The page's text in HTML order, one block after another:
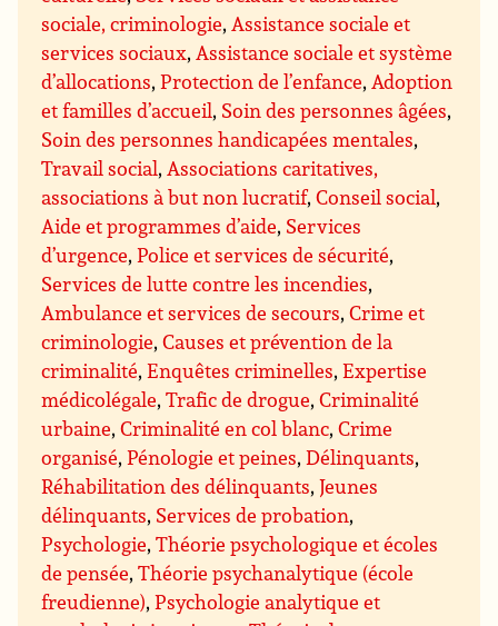
sociale, criminologie,Assistance sociale et
services sociaux,Assistance sociale et système
d’allocations,Protection de l’enfance,Adoption
et familles d’accueil, Soin des personnes âgées,
Soin des personnes handicapées mentales,
Travail social,Associations caritatives,
associations à but non lucratif,Conseil social,
Aide et programmes d’aide, Services
d’urgence,Police et services de sécurité,
Services de lutte contre les incendies,
Ambulance et services de secours,Crime et
criminologie,Causes et prévention de la
criminalité,Enquêtes criminelles,Expertise
médicolégale,Trafic de drogue,Criminalité
urbaine,Criminalité en col blanc,Crime
organisé,Pénologie et peines,Délinquants,
Réhabilitation des délinquants,Jeunes
délinquants, Services de probation,
Psychologie,Théorie psychologique et écoles
de pensée,Théorie psychanalytique (école
freudienne),Psychologie analytique et